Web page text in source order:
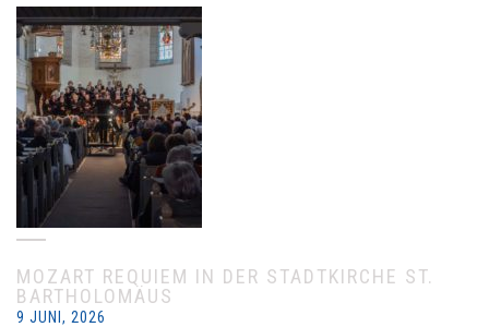
MOZART REQUIEM IN DER STADTKIRCHE ST.
BARTHOLOMÄUS
9 JUNI, 2026